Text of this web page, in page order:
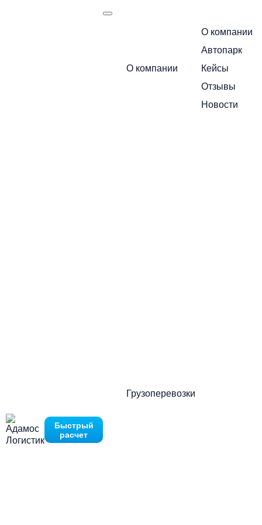
Быстрый
расчет
О компании
О компании
Автопарк
Кейсы
Отзывы
Новости
Грузоперевозки
Перевозка строительных материалов стала предметом
серьезных обсуждений в бизнес-сообществе. Крупные
есть
Маршрут следования:
Москва — Санкт-Петербург